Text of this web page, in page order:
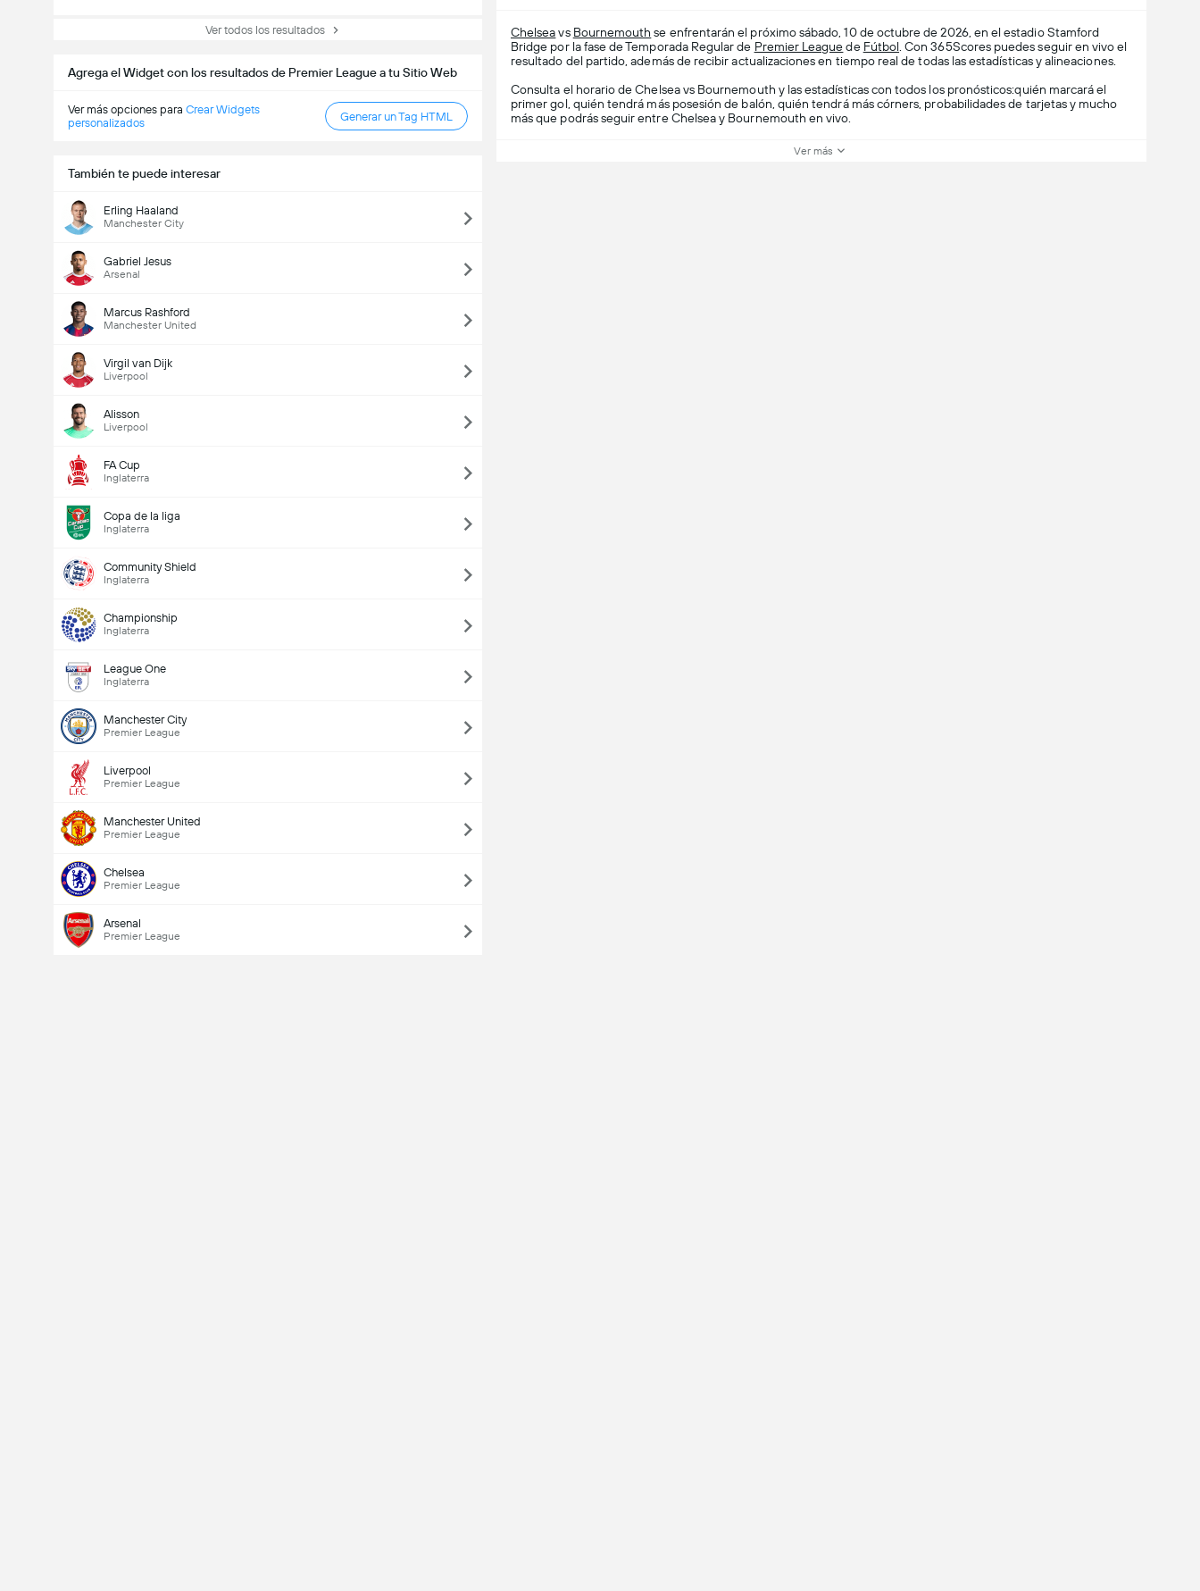
Ver todos los resultados
Agrega el Widget con los resultados de Premier League a tu Sitio Web
Ver más opciones para Crear Widgets
personalizados
Generar un Tag HTML
También te puede interesar
Erling Haaland
Manchester City
Gabriel Jesus
Arsenal
Marcus Rashford
Manchester United
Virgil van Dijk
Liverpool
Alisson
Liverpool
FA Cup
Inglaterra
Copa de la liga
Inglaterra
Community Shield
Inglaterra
Championship
Inglaterra
League One
Inglaterra
Manchester City
Premier League
Liverpool
Premier League
Manchester United
Premier League
Chelsea
Premier League
Arsenal
Premier League
Chelseavs Bournemouth se enfrentarán el próximo sábado, 10 de octubre de 2026, en el estadio Stamford
Bridge por la fase de Temporada Regular de Premier Leaguede Fútbol . Con 365Scores puedes seguir en vivo el
resultado del partido, además de recibir actualizaciones en tiempo real de todas las estadísticas y alineaciones.
Consulta el horario de Chelsea vs Bournemouth y las estadísticas con todos los pronósticos:quién marcará el
primer gol, quién tendrá más posesión de balón, quién tendrá más córners, probabilidades de tarjetas y mucho
más que podrás seguir entre Chelsea y Bournemouth en vivo.
Ver más